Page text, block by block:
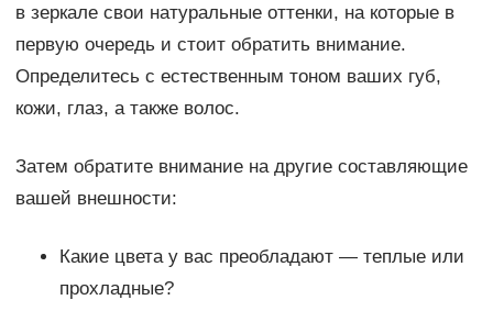
в зеркале свои натуральные оттенки, на которые в
первую очередь и стоит обратить внимание.
Определитесь с естественным тоном ваших губ,
кожи, глаз, а также волос.
Затем обратите внимание на другие составляющие
вашей внешности:
Какие цвета у вас преобладают — теплые или
прохладные?